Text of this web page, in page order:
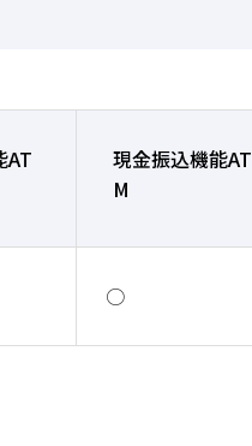
AT
現金振込機能AT
M
○